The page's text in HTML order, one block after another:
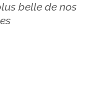
belle de nos